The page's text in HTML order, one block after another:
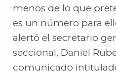
menos de lo que
es un número para
alertó el secretario
seccional, Daniel
comunicado